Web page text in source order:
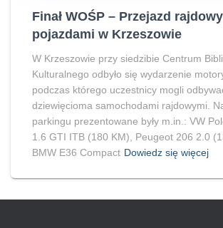
Finał WOŚP – Przejazd
pojazdami w Krzeszowie
W Krzeszowie przy siedzibie Centrum
Kulturalnego odbyło się wydarzenie
podczas którego uczestnicy mogli
dziewięcioma samochodami rajdowymi.
parkingu prezentowane były m.in.: VW
1.6 GTI ITB (180 KM), Peugeot 206 2.0
BMW E36 Compact Dowiedz się więcej